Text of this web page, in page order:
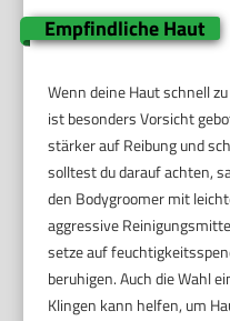
Empfindliche Haut
Wenn deine Haut schnell
ist besonders Vorsicht
stärker auf Reibung und
solltest du darauf achten,
den Bodygroomer mit
aggressive
setze auf
beruhigen. Auch die Wahl
Klingen kann helfen, um